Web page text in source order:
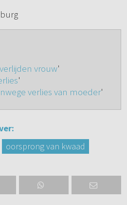
vrouw'
'
verlies van moeder'
oorsprong van kwaad